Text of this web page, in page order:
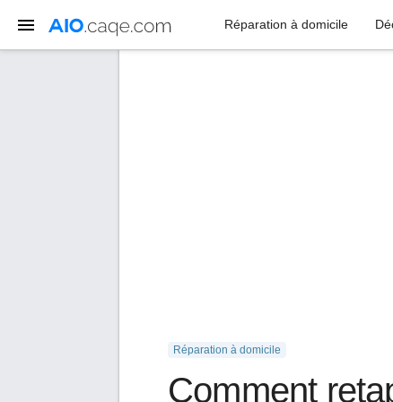
Réparation à domicile
Réparation à domicile
Comment